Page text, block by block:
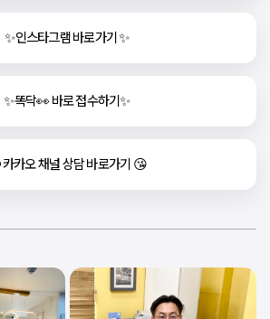
✨인스타그램 바로가기 ✨
✨똑닥👀 바로 접수하기✨
카오 채널 상담 바로가기 😘